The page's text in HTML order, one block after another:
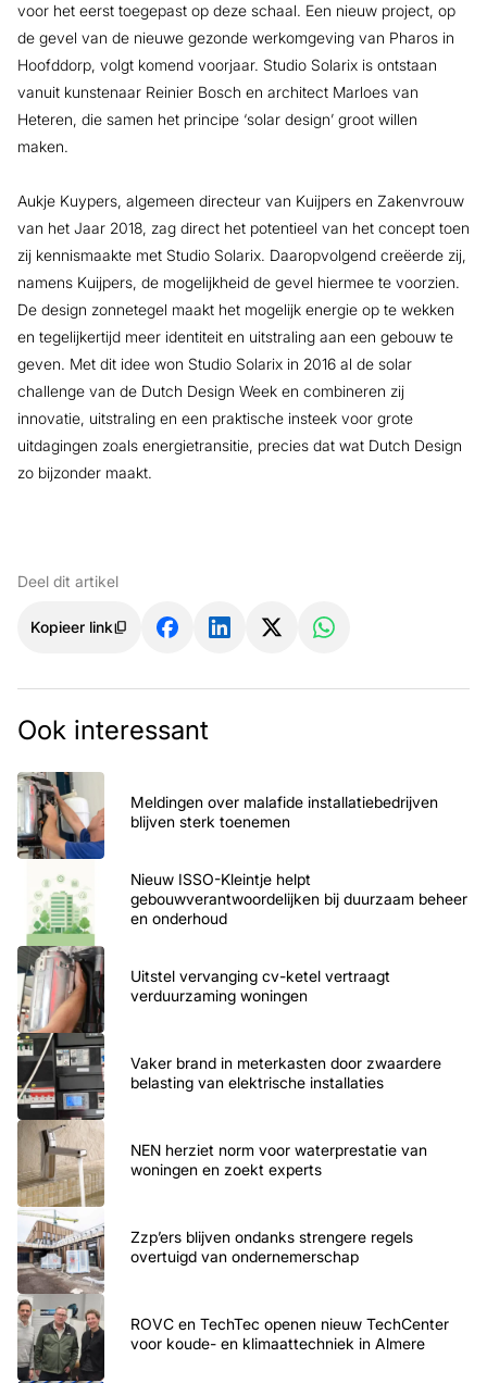
voor het eerst toegepast op deze schaal. Een nieuw project, op
de gevel van de nieuwe gezonde werkomgeving van Pharos in
Hoofddorp, volgt komend voorjaar. Studio Solarix is ontstaan
vanuit kunstenaar Reinier Bosch en architect Marloes van
Heteren, die samen het principe ‘solar design’ groot willen
maken.
Aukje Kuypers, algemeen directeur van Kuijpers en Zakenvrouw
van het Jaar 2018, zag direct het potentieel van het concept toen
zij kennismaakte met Studio Solarix. Daaropvolgend creëerde zij,
namens Kuijpers, de mogelijkheid de gevel hiermee te voorzien.
De design zonnetegel maakt het mogelijk energie op te wekken
en tegelijkertijd meer identiteit en uitstraling aan een gebouw te
geven. Met dit idee won Studio Solarix in 2016 al de solar
challenge van de Dutch Design Week en combineren zij
innovatie, uitstraling en een praktische insteek voor grote
uitdagingen zoals energietransitie, precies dat wat Dutch Design
zo bijzonder maakt.
Deel dit artikel
Kopieer link
Ook interessant
Meldingen over malafide installatiebedrijven
blijven sterk toenemen
Nieuw ISSO-Kleintje helpt
gebouwverantwoordelijken bij duurzaam beheer
en onderhoud
Uitstel vervanging cv-ketel vertraagt
verduurzaming woningen
Vaker brand in meterkasten door zwaardere
belasting van elektrische installaties
NEN herziet norm voor waterprestatie van
woningen en zoekt experts
Zzp’ers blijven ondanks strengere regels
overtuigd van ondernemerschap
ROVC en TechTec openen nieuw TechCenter
voor koude- en klimaattechniek in Almere